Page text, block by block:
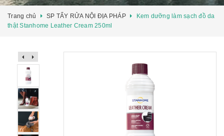
Trang chủ SP TẨY RỬA NỘI ĐỊA PHÁP
Kem dưỡng làm sạch đồ da
thật Stanhome Leather Cream 250ml